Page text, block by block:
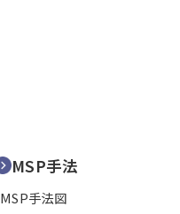
MSP手法
MSP手法図